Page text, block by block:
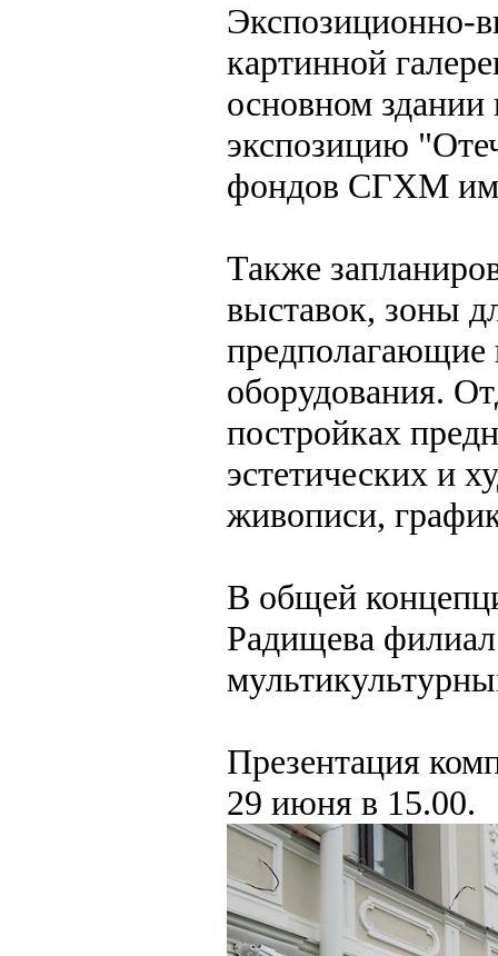
Экспозиционно-
картинной
основном здании
экспозицию
фондов СГХМ
Также
выставок, зоны
предполагающие
оборудования.
постройках
эстетических и
живописи,
В общей
Радищева филиал
Презентация
29 июня в 15.00.